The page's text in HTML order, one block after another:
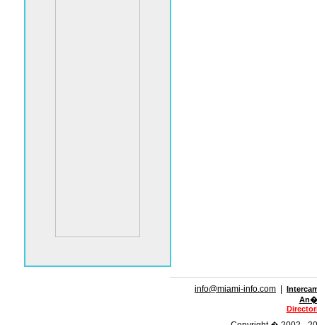
info@miami-info.com